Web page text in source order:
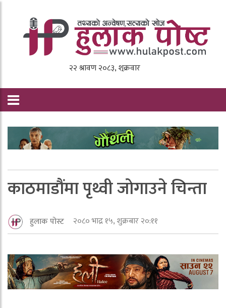
काठमाडौंमा पृथ्वी जाेगाउने चिन्ता
हुलाक पोस्ट २०८० भाद्र १५, शुक्रबार २०:११